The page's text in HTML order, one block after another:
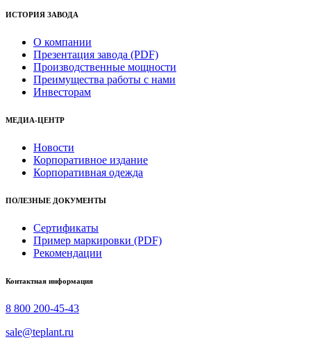
ИСТОРИЯ ЗАВОДА
О компании
Презентация завода (PDF)
Производственные мощности
Преимущества работы с нами
Инвесторам
МЕДИА-ЦЕНТР
Новости
Корпоративное издание
Корпоративная одежда
ПОЛЕЗНЫЕ ДОКУМЕНТЫ
Сертификаты
Пример маркировки (PDF)
Рекомендации
Контактная информация
8 800 200-45-43
sale@teplant.ru